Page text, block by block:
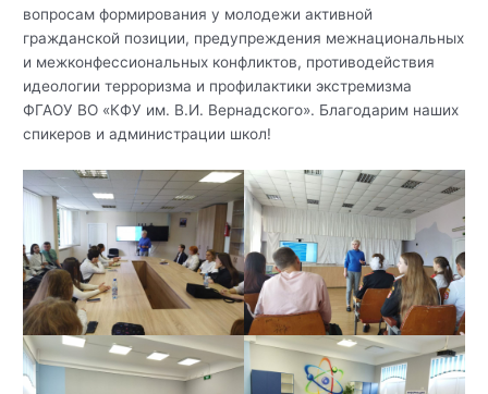
вопросам формирования у молодежи активной
гражданской позиции, предупреждения межнациональных
и межконфессиональных конфликтов, противодействия
идеологии терроризма и профилактики экстремизма
ФГАОУ ВО «КФУ им. В.И. Вернадского». Благодарим наших
спикеров и администрации школ!